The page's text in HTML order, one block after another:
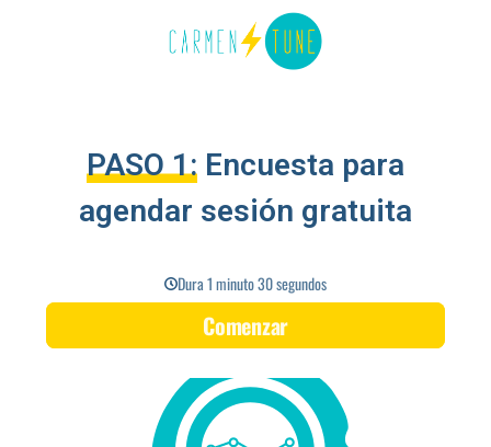
PASO 1: Encuesta para
agendar sesión gratuita